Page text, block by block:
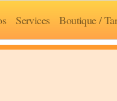
Services Boutique /